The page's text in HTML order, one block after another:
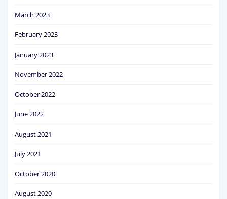
March 2023
February 2023
January 2023
November 2022
October 2022
June 2022
August 2021
July 2021
October 2020
August 2020